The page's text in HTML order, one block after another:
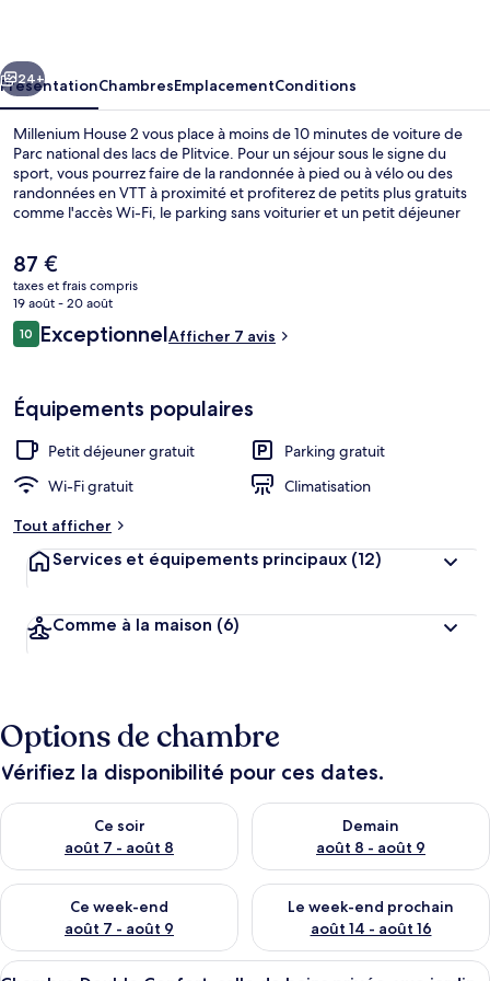
Suivant
24+
PrésentationChambresEmplacementConditions
Millenium House 2 vous place à moins de 10 minutes de voiture de
Parc national des lacs de Plitvice. Pour un séjour sous le signe du
sport, vous pourrez faire de la randonnée à pied ou à vélo ou des
randonnées en VTT à proximité et profiterez de petits plus gratuits
comme l'accès Wi-Fi, le parking sans voiturier et un petit déjeuner
les avantages offerts par cet hébergement : un snack-bar/une
épicerie fine, des vélos gratuits et une terrasse.
Le
prix
actuel
est
de
87 €
taxes et frais compris
19 août - 20 août
Avis
voyageurs
1010 sur 10
ExceptionnelAfficher 7 avis
Équipements populaires
Petit déjeuner gratuit
Parking gratuit
Wi-Fi gratuit
Climatisation
Tout afficher
Services et équipements principaux (12)
Comme à la maison (6)
Options de chambre
Vérifiez la disponibilité pour ces dates.
Ce soir
août 7 - août 8
Vérifier la disponibilité pour ce soir août 7 - août 8
Demain
août 8 - août 9
Vérifier la disponibilité pour
Ce week-end
août 7 - août 9
Vérifier la disponibilité pour ce week-end août 7 - août 9
Le week-end prochain
août 14 - août 16
Vérifier la disponibilité pour
Afficher
Une chambre à coucher avec un lit,